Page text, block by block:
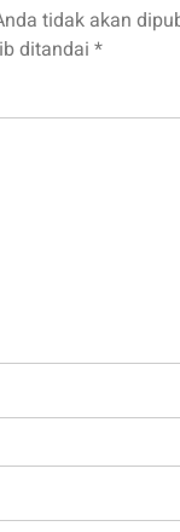
tidak akan
ditandai *